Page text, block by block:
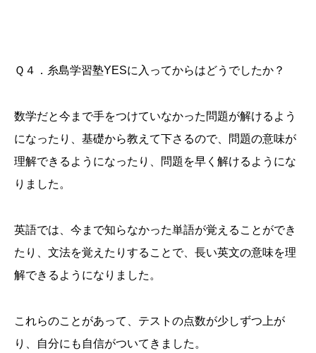
Ｑ４．糸島学習塾YESに入ってからはどうでしたか？
数学だと今まで手をつけていなかった問題が解けるよう
になったり、基礎から教えて下さるので、問題の意味が
理解できるようになったり、問題を早く解けるようにな
りました。
英語では、今まで知らなかった単語が覚えることができ
たり、文法を覚えたりすることで、長い英文の意味を理
解できるようになりました。
これらのことがあって、テストの点数が少しずつ上が
り、自分にも自信がついてきました。